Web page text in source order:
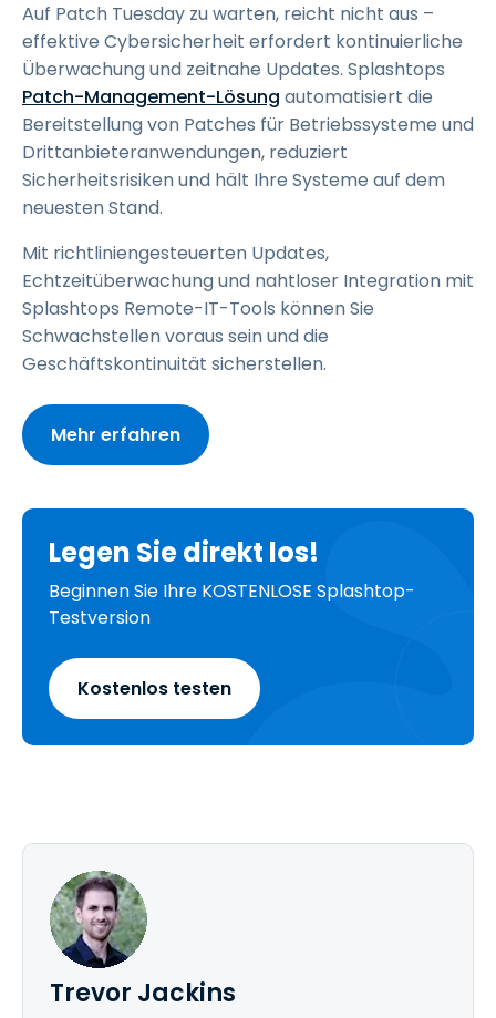
Auf Patch Tuesday zu warten, reicht nicht aus –
effektive Cybersicherheit erfordert kontinuierliche
Überwachung und zeitnahe Updates. Splashtops
Patch-Management-Lösung automatisiert die
Bereitstellung von Patches für Betriebssysteme und
Drittanbieteranwendungen, reduziert
Sicherheitsrisiken und hält Ihre Systeme auf dem
neuesten Stand.
Mit richtliniengesteuerten Updates,
Echtzeitüberwachung und nahtloser Integration mit
Splashtops Remote-IT-Tools können Sie
Schwachstellen voraus sein und die
Geschäftskontinuität sicherstellen.
Mehr erfahren
Legen Sie direkt los!
Beginnen Sie Ihre KOSTENLOSE Splashtop-
Testversion
Kostenlos testen
Trevor Jackins